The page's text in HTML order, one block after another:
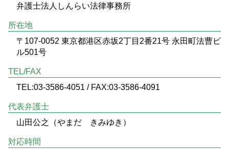
弁護士法人しんらい法律事務所
所在地
〒107-0052 東京都港区赤坂2丁目2番21号 永田町法曹ビ
ル501号
TEL/FAX
TEL:03-3586-4051 / FAX:03-3586-4091
代表弁護士
山田公之（やまだ きみゆき）
対応時間